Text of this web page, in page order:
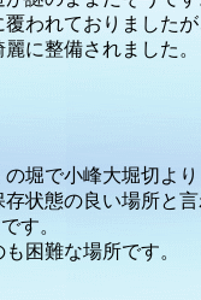
われておりました
に整備されました。
堀で小峰大堀切よ
状態の良い場所と
す。
困難な場所です。